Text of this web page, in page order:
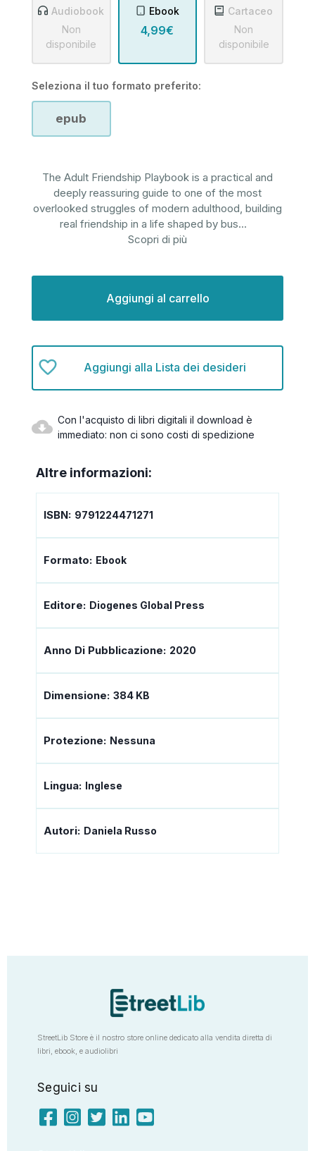
Audiobook
Non
disponibile
Ebook
4,99€
Cartaceo
Non
disponibile
Seleziona il tuo formato preferito:
epub
The Adult Friendship Playbook is a practical and
deeply reassuring guide to one of the most
overlooked struggles of modern adulthood, building
real friendship in a life shaped by bus...
Scopri di più
Aggiungi alla Lista dei desideri
Con l'acquisto di libri digitali il download è
immediato: non ci sono costi di spedizione
Altre informazioni:
ISBN: 9791224471271
Formato: Ebook
Editore: Diogenes Global Press
Anno Di Pubblicazione: 2020
Dimensione: 384 KB
Protezione: Nessuna
Lingua: Inglese
Autori: Daniela Russo
StreetLib Store è il nostro store online dedicato alla vendita diretta di
libri, ebook, e audiolibri
Seguici su